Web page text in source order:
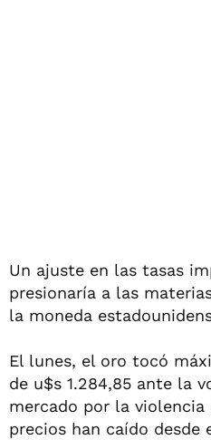
Un ajuste en las tasas
presionaría a las
la moneda
El lunes, el oro tocó
de u$s 1.284,85 ante la
mercado por la violencia
precios han caído desde